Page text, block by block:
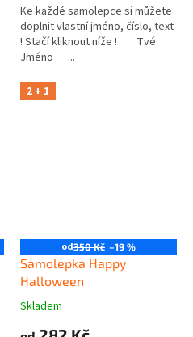
Ke každé samolepce si můžete
doplnit vlastní jméno, číslo, text
! Stačí kliknout níže ! Tvé
Jméno ...
2 + 1
od350 Kč –19 %
Samolepka Happy
Halloween
Skladem